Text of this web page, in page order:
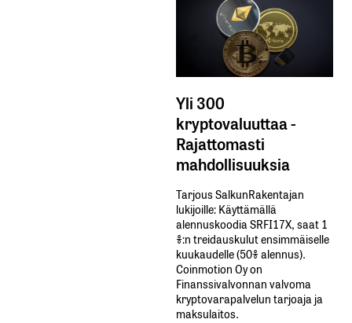
Yli 300
kryptovaluuttaa -
Rajattomasti
mahdollisuuksia
Tarjous SalkunRakentajan
lukijoille: Käyttämällä​ ​
alennuskoodia​ ​SRFI17X,​ ​saat​ ​1
%:n treidauskulut​ ​ensimmäiselle​ ​
kuukaudelle​ ​(50%​ ​alennus).
Coinmotion Oy on
Finanssivalvonnan valvoma
kryptovarapalvelun tarjoaja ja
maksulaitos.